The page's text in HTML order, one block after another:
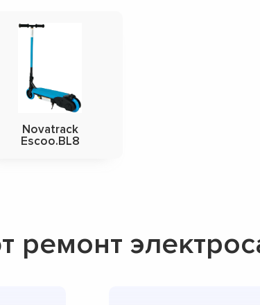
Novatrack
Escoo.BL8
ремонт